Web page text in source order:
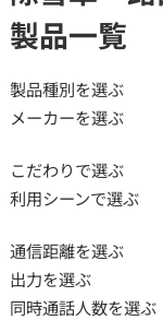
製品一覧
製品種別を選ぶ
メーカーを選ぶ
こだわりで選ぶ
利用シーンで選ぶ
通信距離を選ぶ
出力を選ぶ
同時通話人数を選ぶ